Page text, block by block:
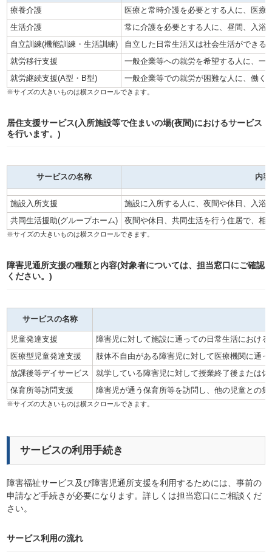
療養介護
医療と常時介護を必要とする人に、医
生活介護
常に介護を必要とする人に、昼間、入浴
自立訓練(機能訓練・生活訓練)
自立した日常生活又は社会生活ができる
就労移行支援
一般企業等への就労を希望する人に、一
就労継続支援(A型・B型)
一般企業等での就労が困難な人に、働く
居住支援サービス(入所施設等で住まいの場(夜間)におけるサービス
を行います。)
サービスの名称 内容
施設入所支援
施設に入所する人に、夜間や休日、入浴
共同生活援助(グループホーム)
夜間や休日、共同生活を行う住居で、相
障害児通所支援の種類と内容(対象者については、担当窓口にご確認
ください。)
サービスの名称
児童発達支援
障害児に対して施設に通っての日常生活におけ
医療型児童発達支援
肢体不自由がある障害児に対して医療機関に通
放課後等デイサービス
就学している障害児に対して授業終了後または
保育所等訪問支援
障害児が通う保育所等を訪問し、他の児童との
サービスの利用手続き
障害福祉サービス及び障害児通所支援を利用するためには、事前の
申請など手続きが必要になります。詳しくは担当窓口にご相談くだ
さい。
サービス利用の流れ